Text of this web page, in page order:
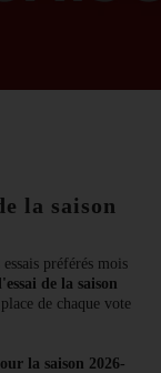
la saison
préférés mois
l'essai de la saison
de chaque vote
la saison 2026-